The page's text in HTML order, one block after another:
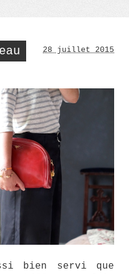
28 juillet 2015
bien servi que